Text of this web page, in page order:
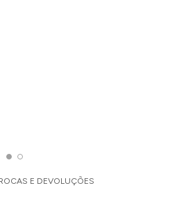
E DEVOLUÇÕES